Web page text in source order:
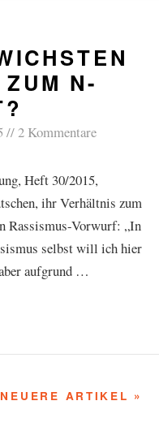
N-
2 Kommentare
Heft 30/2015,
ihr Verhältnis zum
Rassismus-Vorwurf: „In
selbst will ich hier
aufgrund …
NEUERE ARTIKEL »